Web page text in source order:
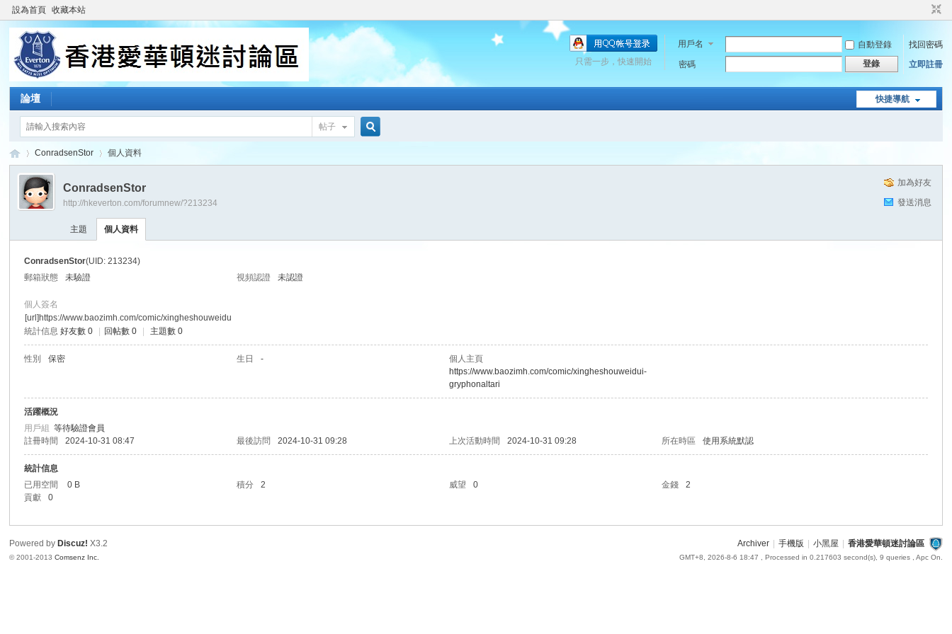
設為首頁 收藏本站
用戶名 自動登錄
找回密碼
密碼
登錄 立即註冊
只需一步，快速開始
快捷導航
論壇
帖子
›
ConradsenStor 個人資料
加為好友
發送消息
ConradsenStor
http://hkeverton.com/forumnew/?213234
主題 個人資料
ConradsenStor(UID: 213234)
郵箱狀態
未驗證 視頻認證 未認證
個人簽名
[url]https://www.baozimh.com/comic/xingheshouweidu
統計信息 好友數 0 回帖數 0 主題數 0
性別 保密 生日 -
個人主頁
https://www.baozimh.com/comic/xingheshouweidui-
gryphonaltari
活躍概況
用戶組等待驗證會員
註冊時間
2024-10-31 08:47 最後訪問 2024-10-31 09:28 上次活動時間 2024-10-31 09:28 所在時區 使用系統默認
統計信息
已用空間
0 B 積分 2 威望 0 金錢
2
貢獻
0
Archiver 手機版 小黑屋 香港愛華頓迷討論區
GMT+8, 2026-8-6 18:47 , Processed in 0.217603 second(s), 9 queries , Apc On.
Powered by Discuz! X3.2
© 2001-2013Comsenz Inc.